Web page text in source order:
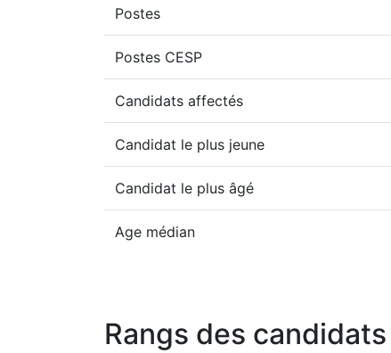
Postes
Postes CESP
Candidats affectés
Candidat le plus jeune
Candidat le plus âgé
Age médian
Rangs des